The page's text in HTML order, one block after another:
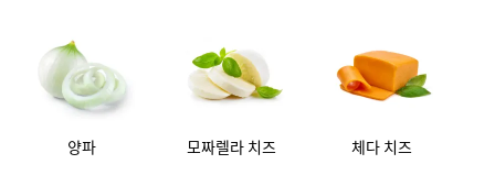
양파 모짜렐라 치즈 체다 치즈